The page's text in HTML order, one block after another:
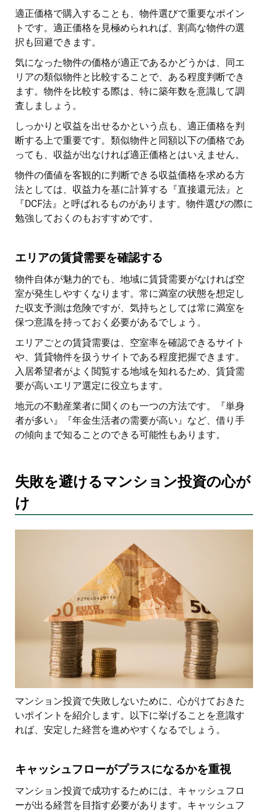
適正価格で購入することも、物件選びで重要なポイン
トです。適正価格を見極められれば、割高な物件の選
択も回避できます。
気になった物件の価格が適正であるかどうかは、同エ
リアの類似物件と比較することで、ある程度判断でき
ます。物件を比較する際は、特に築年数を意識して調
査しましょう。
しっかりと収益を出せるかという点も、適正価格を判
断する上で重要です。類似物件と同額以下の価格であ
っても、収益が出なければ適正価格とはいえません。
物件の価値を客観的に判断できる収益価格を求める方
法としては、収益力を基に計算する『直接還元法』と
『DCF法』と呼ばれるものがあります。物件選びの際に
勉強しておくのもおすすめです。
エリアの賃貸需要を確認する
物件自体が魅力的でも、地域に賃貸需要がなければ空
室が発生しやすくなります。常に満室の状態を想定し
た収支予測は危険ですが、気持ちとしては常に満室を
保つ意識を持っておく必要があるでしょう。
エリアごとの賃貸需要は、空室率を確認できるサイト
や、賃貸物件を扱うサイトである程度把握できます。
入居希望者がよく閲覧する地域を知れるため、賃貸需
要が高いエリア選定に役立ちます。
地元の不動産業者に聞くのも一つの方法です。『単身
者が多い』『年金生活者の需要が高い』など、借り手
の傾向まで知ることのできる可能性もあります。
失敗を避けるマンション投資の心が
け
マンション投資で失敗しないために、心がけておきた
いポイントを紹介します。以下に挙げることを意識す
れば、安定した経営を進めやすくなるでしょう。
キャッシュフローがプラスになるかを重視
マンション投資で成功するためには、キャッシュフロ
ーが出る経営を目指す必要があります。キャッシュフ